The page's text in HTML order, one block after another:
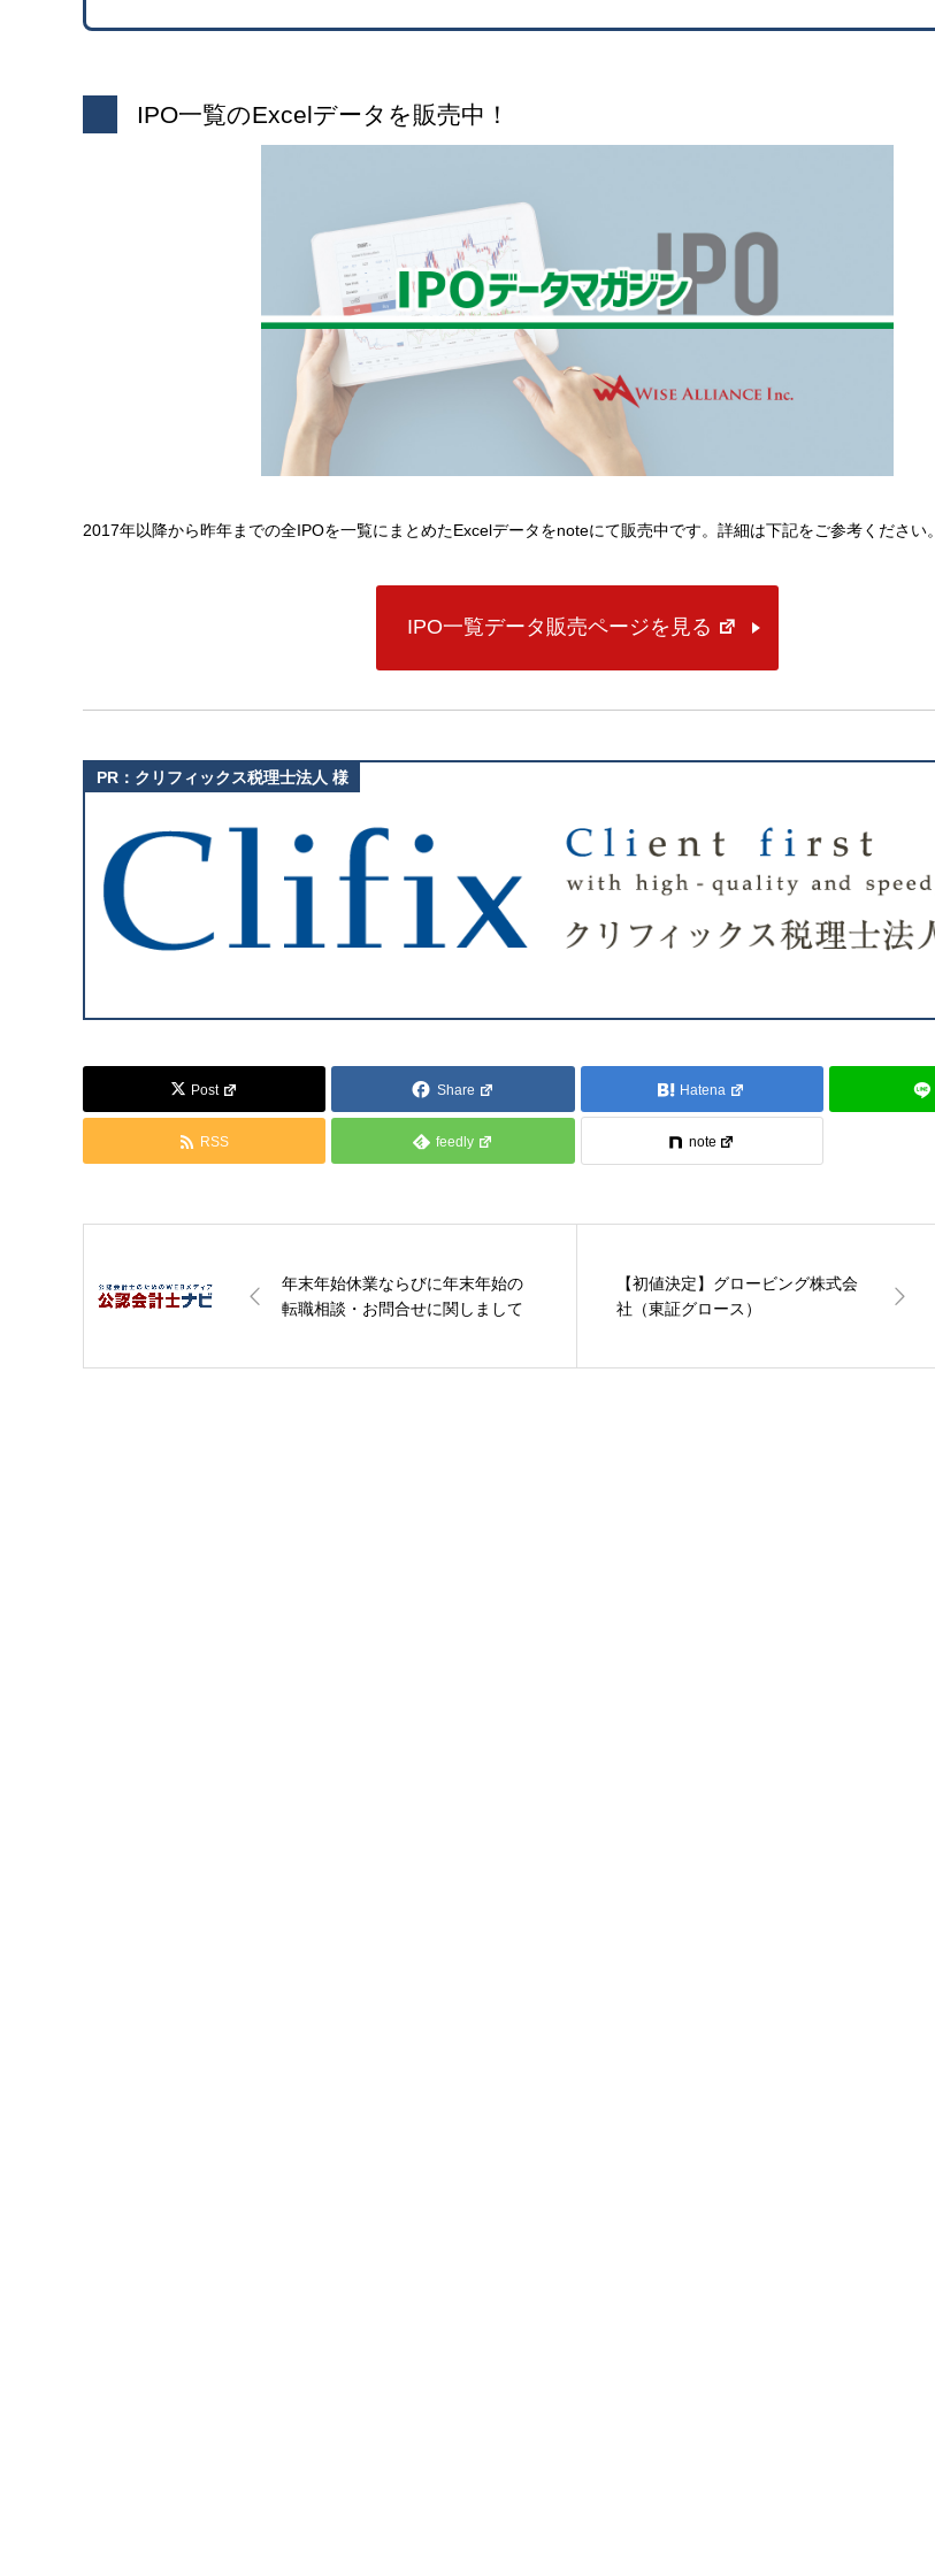
IPO一覧のExcelデータを販売中！
2017年以降から昨年までの全IPOを一覧にまとめたExcelデータをnoteにて販売中です。詳細は下記をご参考ください。
IPO一覧データ販売ページを見る
Post Share Hatena
RSS feedly note
年末年始休業ならびに年末年始の
転職相談・お問合せに関しまして
【初値決定】グロービング株式会
社（東証グロース）